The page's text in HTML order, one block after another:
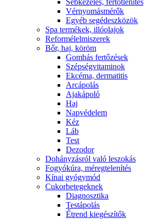
Sebkezelés, fertőtlenítés
Vérnyomásmérők
Egyéb segédeszközök
Spa termékek, illóolajok
Reformélelmiszerek
Bőr, haj, köröm
Gombás fertőzések
Szépségvitaminok
Ekcéma, dermatitis
Arcápolás
Ajakápoló
Haj
Napvédelem
Kéz
Láb
Test
Dezodor
Dohányzásról való leszokás
Fogyókúra, méregtelenítés
Kínai gyógymód
Cukorbetegeknek
Diagnosztika
Testápolás
É́trend kiegészítők